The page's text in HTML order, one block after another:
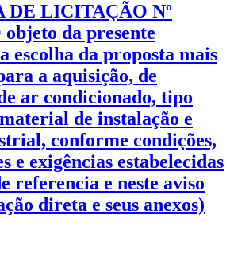
DE LICITAÇÃO Nº
objeto da presente
escolha da proposta mais
a aquisição, de
ar condicionado, tipo
de instalação e
conforme condições,
e exigências estabelecidas
referencia e neste aviso
direta e seus anexos)